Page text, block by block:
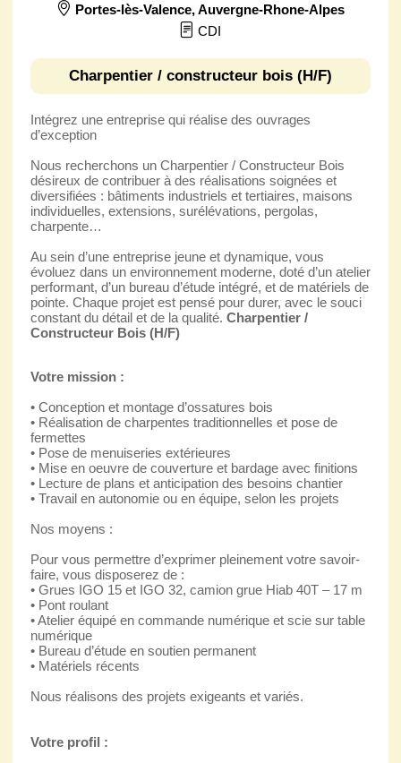
Portes-lès-Valence,Auvergne-Rhone-Alpes
CDI
Charpentier / constructeur bois (H/F)
Intégrez une entreprise qui réalise des ouvrages
d’exception
Nous recherchons un Charpentier / Constructeur Bois
désireux de contribuer à des réalisations soignées et
diversifiées : bâtiments industriels et tertiaires, maisons
individuelles, extensions, surélévations, pergolas,
charpente…
Au sein d’une entreprise jeune et dynamique, vous
évoluez dans un environnement moderne, doté d’un atelier
performant, d’un bureau d’étude intégré, et de matériels de
pointe. Chaque projet est pensé pour durer, avec le souci
constant du détail et de la qualité. Charpentier /
Constructeur Bois (H/F)
Votre mission :
• Conception et montage d’ossatures bois
• Réalisation de charpentes traditionnelles et pose de
fermettes
• Pose de menuiseries extérieures
• Mise en oeuvre de couverture et bardage avec finitions
• Lecture de plans et anticipation des besoins chantier
• Travail en autonomie ou en équipe, selon les projets
Nos moyens :
Pour vous permettre d’exprimer pleinement votre savoir-
faire, vous disposerez de :
• Grues IGO 15 et IGO 32, camion grue Hiab 40T – 17 m
• Pont roulant
• Atelier équipé en commande numérique et scie sur table
numérique
• Bureau d’étude en soutien permanent
• Matériels récents
Nous réalisons des projets exigeants et variés.
Votre profil :